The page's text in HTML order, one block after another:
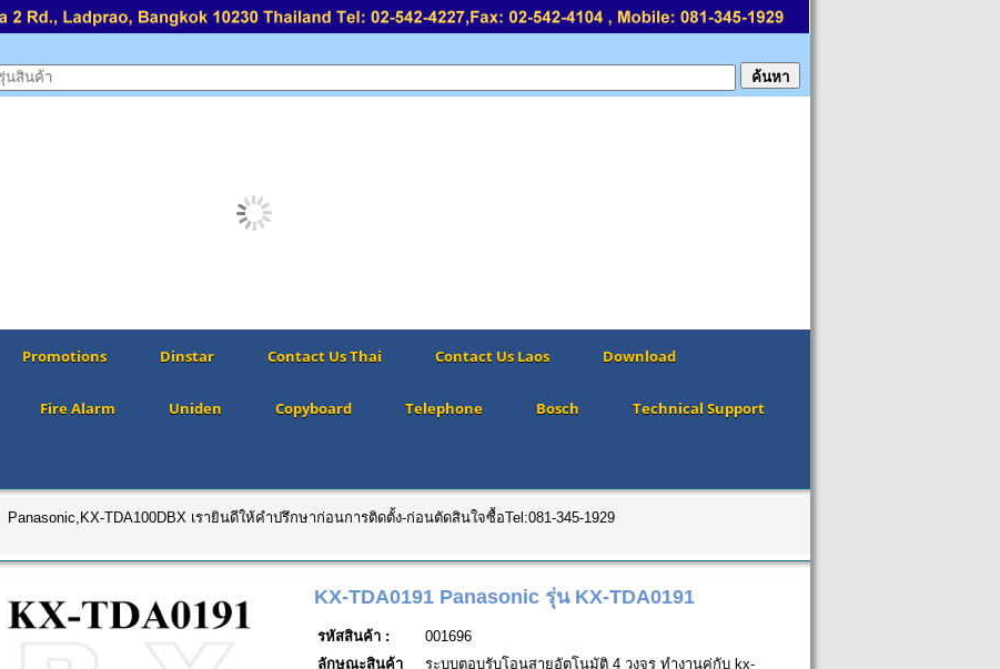
Promotions Dinstar Contact Us Thai Contact Us Laos Download
Fire Alarm Uniden Copyboard Telephone Bosch Technical Support
Panasonic,KX-TDA100DBX เรายินดีให้คำปรึกษาก่อนการติดตั้ง-ก่อนตัดสินใจซื้อTel:081-345-1929
KX-TDA0191 Panasonic รุ่น KX-TDA0191
รหัสสินค้า :
001696
ลักษณะสินค้า
ระบบตอบรับโอนสายอัตโนมัติ 4 วงจร ทำงานคู่กับ kx-